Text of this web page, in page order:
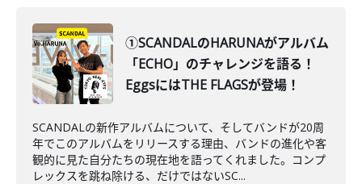
①SCANDALのHARUNAがアルバム
「ECHO」のチャレンジを語る！
EggsにはTHE FLAGSが登場！
SCANDALの新作アルバムについて、そしてバンドが20周
年でこのアルバムをリリースする理由、バンドの進化や客
観的に見た自分たちの現在地を語ってくれました。コンプ
レックスを跳ね除ける、だけではないSC...